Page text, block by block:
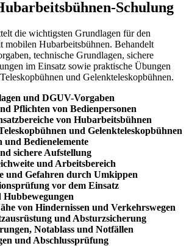
Schulung
die wichtigsten Grundlagen für den
mobilen Hubarbeitsbühnen. Behandelt
technische Grundlagen, sichere
im Einsatz sowie praktische Übungen
und Gelenkteleskopbühnen.
und DGUV-Vorgaben
Pflichten von Bedienpersonen
von Hubarbeitsbühnen
und Gelenkteleskopbühnen
Bedienelemente
sichere Aufstellung
und Arbeitsbereich
und Gefahren durch Umkippen
vor dem Einsatz
Hubbewegungen
von Hindernissen und Verkehrswegen
und Absturzsicherung
Notablass und Notfällen
und Abschlussprüfung